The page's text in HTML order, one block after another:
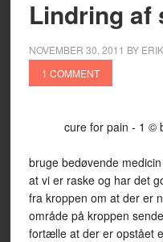
Lindring af
NOVEMBER 30, 2011 BY
1 COMMENT
cure for pain - 1 ©
bruge bedøvende
at vi er raske og har det
fra kroppen om at der er
område på kroppen
fortælle at der er opstået